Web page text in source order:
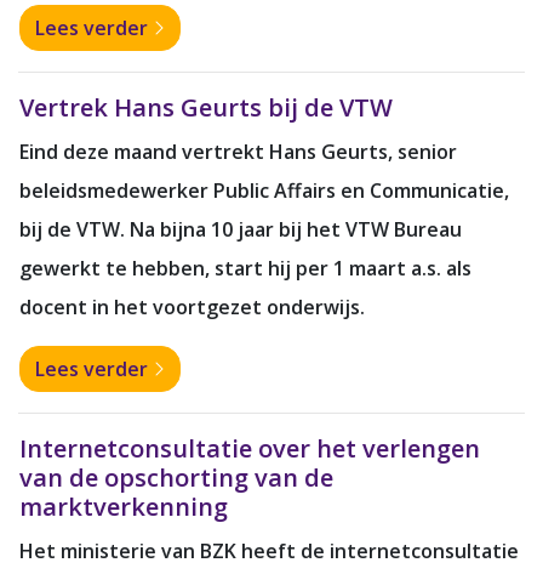
Lees verder
Vertrek Hans Geurts bij de VTW
Eind deze maand vertrekt Hans Geurts, senior
beleidsmedewerker Public Affairs en Communicatie,
bij de VTW. Na bijna 10 jaar bij het VTW Bureau
gewerkt te hebben, start hij per 1 maart a.s. als
docent in het voortgezet onderwijs.
Lees verder
Internetconsultatie over het verlengen
van de opschorting van de
marktverkenning
Het ministerie van BZK heeft de internetconsultatie